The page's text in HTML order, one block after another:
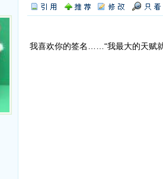
我喜欢你的签名……“我最大的天赋